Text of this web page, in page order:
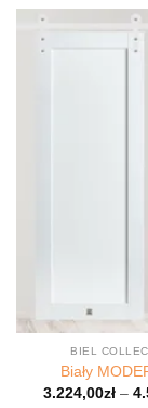
BIEL
Biały
3.224,00zł–